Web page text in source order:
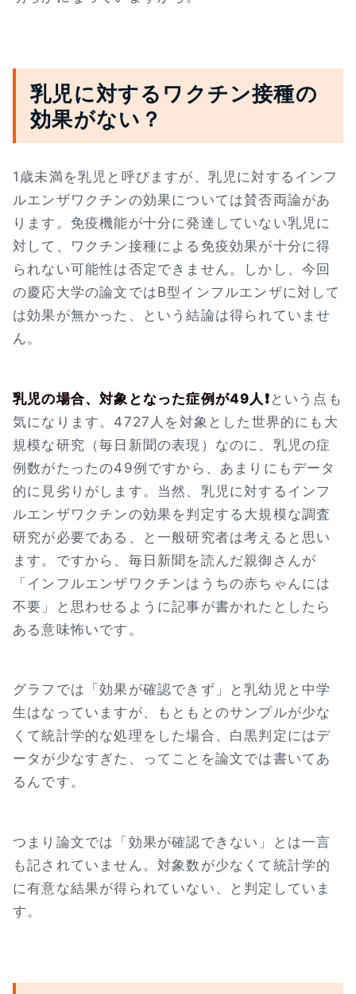
乳児に対するワクチン接種の
効果がない？
1歳未満を乳児と呼びますが、乳児に対するインフ
ルエンザワクチンの効果については賛否両論があ
ります。免疫機能が十分に発達していない乳児に
対して、ワクチン接種による免疫効果が十分に得
られない可能性は否定できません。しかし、今回
の慶応大学の論文ではB型インフルエンザに対して
は効果が無かった、という結論は得られていませ
ん。
乳児の場合、対象となった症例が49人❗ という点も
気になります。4727人を対象とした世界的にも大
規模な研究（毎日新聞の表現）なのに、乳児の症
例数がたったの49例ですから、あまりにもデータ
的に見劣りがします。当然、乳児に対するインフ
ルエンザワクチンの効果を判定する大規模な調査
研究が必要である、と一般研究者は考えると思い
ます。ですから、毎日新聞を読んだ親御さんが
「インフルエンザワクチンはうちの赤ちゃんには
不要」と思わせるように記事が書かれたとしたら
ある意味怖いです。
グラフでは「効果が確認できず」と乳幼児と中学
生はなっていますが、もともとのサンプルが少な
くて統計学的な処理をした場合、白黒判定にはデ
ータが少なすぎた、ってことを論文では書いてあ
るんです。
つまり論文では「効果が確認できない」とは一言
も記されていません。対象数が少なくて統計学的
に有意な結果が得られていない、と判定していま
す。